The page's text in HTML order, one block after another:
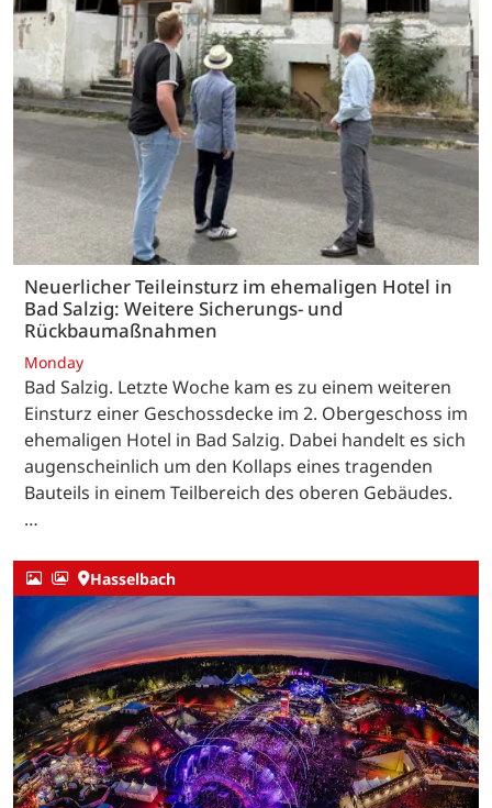
Neuerlicher Teileinsturz im ehemaligen Hotel in
Bad Salzig: Weitere Sicherungs- und
Rückbaumaßnahmen
Monday
Bad Salzig. Letzte Woche kam es zu einem weiteren
Einsturz einer Geschossdecke im 2. Obergeschoss im
ehemaligen Hotel in Bad Salzig. Dabei handelt es sich
augenscheinlich um den Kollaps eines tragenden
Bauteils in einem Teilbereich des oberen Gebäudes.
…
Hasselbach